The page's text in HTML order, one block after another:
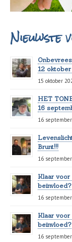
Nieuwste
12
15 oktober
HET
16
16
Brunt!!!
16
Klaar voor
beïnvloed?
16
Klaar voor
beïnvloed?
16